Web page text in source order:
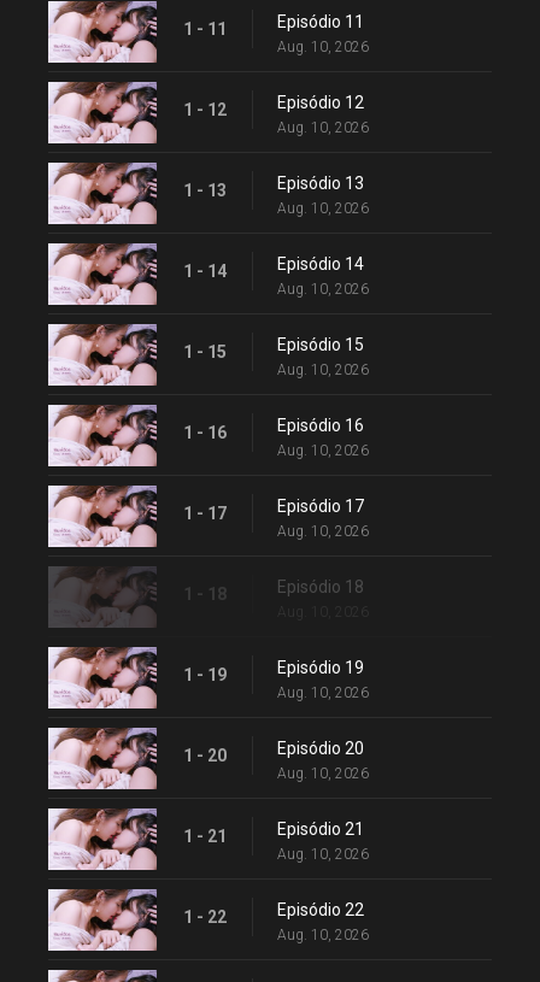
1 - 11 Episódio 11
Aug. 10, 2026
1 - 12 Episódio 12
Aug. 10, 2026
1 - 13 Episódio 13
Aug. 10, 2026
1 - 14 Episódio 14
Aug. 10, 2026
1 - 15 Episódio 15
Aug. 10, 2026
1 - 16 Episódio 16
Aug. 10, 2026
1 - 17 Episódio 17
Aug. 10, 2026
1 - 18 Episódio 18
1 - 19 Episódio 19
Aug. 10, 2026
1 - 20 Episódio 20
Aug. 10, 2026
1 - 21 Episódio 21
Aug. 10, 2026
1 - 22 Episódio 22
Aug. 10, 2026